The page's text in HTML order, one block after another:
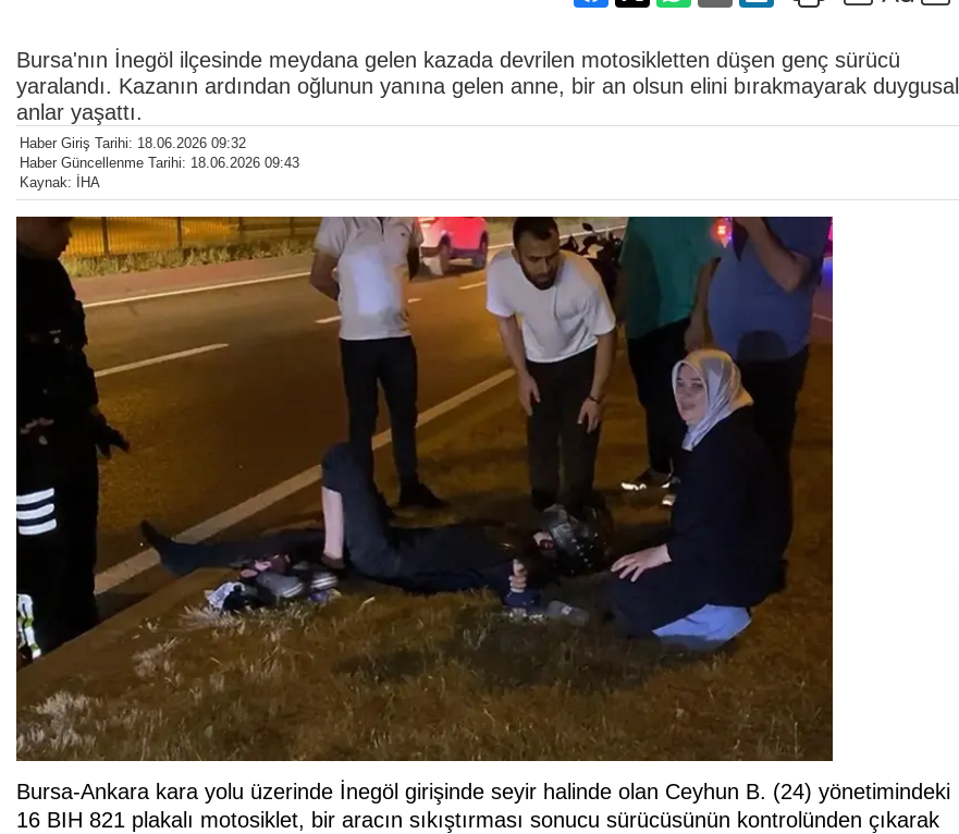
Bursa'nın İnegöl ilçesinde meydana gelen kazada devrilen motosikletten düşen genç sürücü
yaralandı. Kazanın ardından oğlunun yanına gelen anne, bir an olsun elini bırakmayarak duygusal
anlar yaşattı.
Haber Giriş Tarihi: 18.06.2026 09:32
Haber Güncellenme Tarihi: 18.06.2026 09:43
Kaynak: İHA
Bursa-Ankara kara yolu üzerinde İnegöl girişinde seyir halinde olan Ceyhun B. (24) yönetimindeki
16 BIH 821 plakalı motosiklet, bir aracın sıkıştırması sonucu sürücüsünün kontrolünden çıkarak